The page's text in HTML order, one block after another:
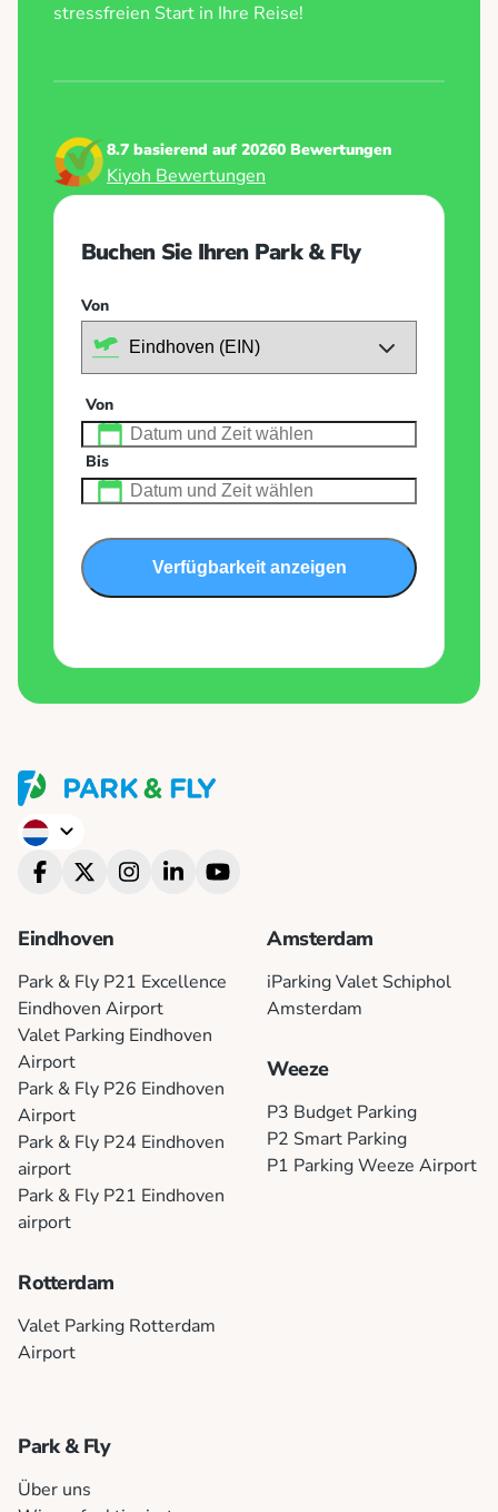
stressfreien Start in Ihre Reise!
8.7 basierend auf 20260 Bewertungen
Kiyoh Bewertungen
Buchen Sie Ihren Park & Fly
Von
Von
Bis
Verfügbarkeit anzeigen
English
Eindhoven
Park & Fly P21 Excellence
Eindhoven Airport
Valet Parking Eindhoven
Airport
Park & Fly P26 Eindhoven
Airport
Park & Fly P24 Eindhoven
airport
Park & Fly P21 Eindhoven
airport
Rotterdam
Valet Parking Rotterdam
Airport
Amsterdam
iParking Valet Schiphol
Amsterdam
Weeze
P3 Budget Parking
P2 Smart Parking
P1 Parking Weeze Airport
Park & Fly
Über uns